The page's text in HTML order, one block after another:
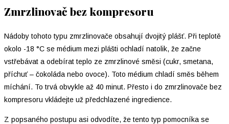
Zmrzlinovač bez kompresoru
Nádoby tohoto typu zmrzlinovače obsahují dvojitý plášť. Při teplotě
okolo -18 °C se médium mezi plášti ochladí natolik, že začne
vstřebávat a odebírat teplo ze zmrzlinové směsi (cukr, smetana,
příchuť – čokoláda nebo ovoce). Toto médium chladí směs během
míchání. To trvá obvykle až 40 minut. Přesto i do zmrzlinovače bez
kompresoru vkládejte už předchlazené ingredience.
Z popsaného postupu asi odvodíte, že tento typ pomocníka se